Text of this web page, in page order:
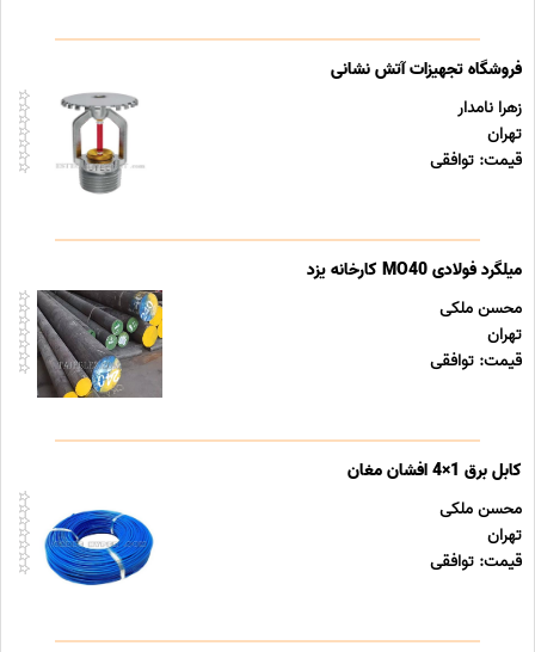
فروشگاه تجهیزات آتش نشانی
زهرا نامدار
تهران
قیمت: توافقی
میلگرد فولادی MO40 کارخانه یزد
محسن ملکی
تهران
قیمت: توافقی
کابل برق 1×4 افشان مغان
محسن ملکی
تهران
قیمت: توافقی